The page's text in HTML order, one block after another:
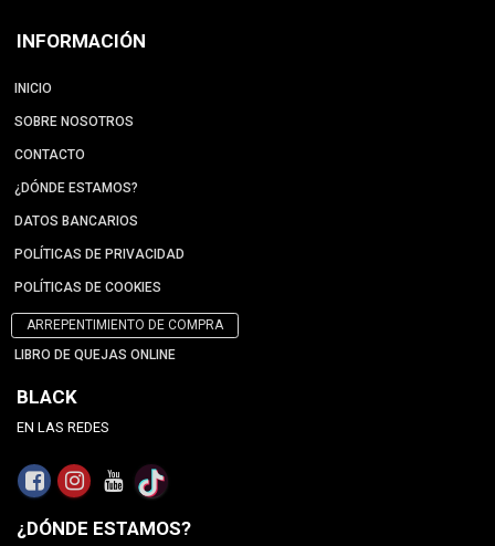
INFORMACIÓN
INICIO
SOBRE NOSOTROS
CONTACTO
¿DÓNDE ESTAMOS?
DATOS BANCARIOS
POLÍTICAS DE PRIVACIDAD
POLÍTICAS DE COOKIES
ARREPENTIMIENTO DE COMPRA
LIBRO DE QUEJAS ONLINE
BLACK
EN LAS REDES
¿DÓNDE ESTAMOS?